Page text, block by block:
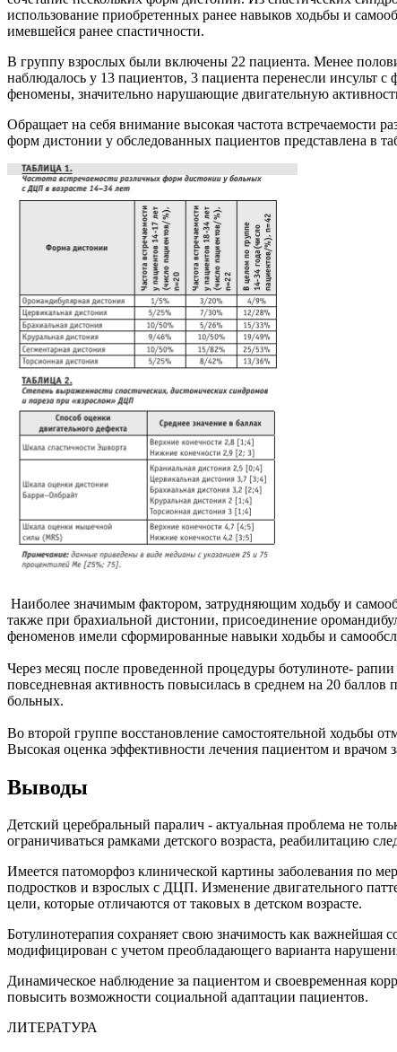
использование приобретенных ранее навыков ходьбы и
имевшейся ранее спастичности.
В группу взрослых были включены 22 пациента. Менее
наблюдалось у 13 пациентов, 3 пациента перенесли инсульт
феномены, значительно нарушающие двигательную
Обращает на себя внимание высокая частота встречаемости
форм дистонии у обследованных пациентов представлена в
Наиболее значимым фактором, затрудняющим ходьбу и
также при брахиальной дистонии, присоединение
феноменов имели сформированные навыки ходьбы и
Через месяц после проведенной процедуры ботулиноте-
повседневная активность повысилась в среднем на 20
больных.
Во второй группе восстановление самостоятельной ходьбы
Высокая оценка эффективности лечения пациентом и врачом
Выводы
Детский церебральный паралич - актуальная проблема не
ограничиваться рамками детского возраста, реабилитацию
Имеется патоморфоз клинической картины заболевания по
подростков и взрослых с ДЦП. Изменение двигательного
цели, которые отличаются от таковых в детском возрасте.
Ботулинотерапия сохраняет свою значимость как
модифицирован с учетом преобладающего варианта
Динамическое наблюдение за пациентом и своевременная
повысить возможности социальной адаптации пациентов.
ЛИТЕРАТУРА